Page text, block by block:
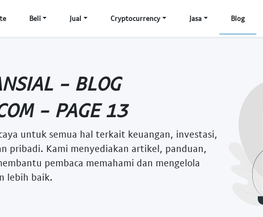
Beli Jual Cryptocurrency Jasa Blog
- BLOG
- PAGE 13
untuk semua hal terkait keuangan, investasi,
pribadi. Kami menyediakan artikel, panduan,
pembaca memahami dan mengelola
lebih baik.